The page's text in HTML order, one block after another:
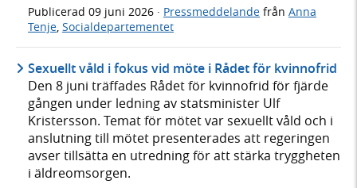
Publicerad 09 juni 2026 · Pressmeddelande från Anna
Tenje, Socialdepartementet
Sexuellt våld i fokus vid möte i Rådet för kvinnofrid
Den 8 juni träffades Rådet för kvinnofrid för fjärde
gången under ledning av statsminister Ulf
Kristersson. Temat för mötet var sexuellt våld och i
anslutning till mötet presenterades att regeringen
avser tillsätta en utredning för att stärka tryggheten
i äldreomsorgen.